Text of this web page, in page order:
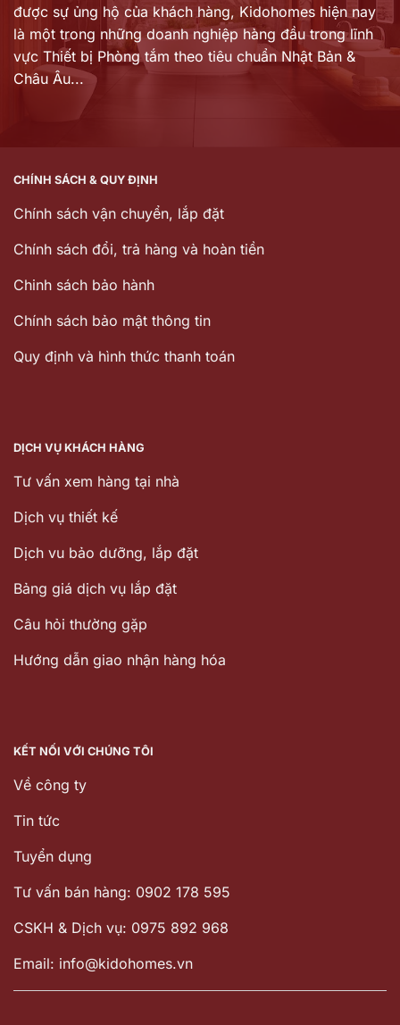
được sự ủng hộ của khách hàng, Kidohomes hiện nay
là một trong những doanh nghiệp hàng đầu trong lĩnh
vực Thiết bị Phòng tắm theo tiêu chuẩn Nhật Bản &
Châu Âu...
CHÍNH SÁCH & QUY ĐỊNH
Chính sách vận chuyển, lắp đặt
Chính sách đổi, trả hàng và hoàn tiền
Chinh sách bảo hành
Chính sách bảo mật thông tin
Quy định và hình thức thanh toán
DỊCH VỤ KHÁCH HÀNG
Tư vấn xem hàng tại nhà
Dịch vụ thiết kế
Dịch vu bảo dưỡng, lắp đặt
Bảng giá dịch vụ lắp đặt
Câu hỏi thường gặp
Hướng dẫn giao nhận hàng hóa
KẾT NỐI VỚI CHÚNG TÔI
Về công ty
Tin tức
Tuyển dụng
Tư vấn bán hàng: 0902 178 595
CSKH & Dịch vụ: 0975 892 968
Email: info@kidohomes.vn